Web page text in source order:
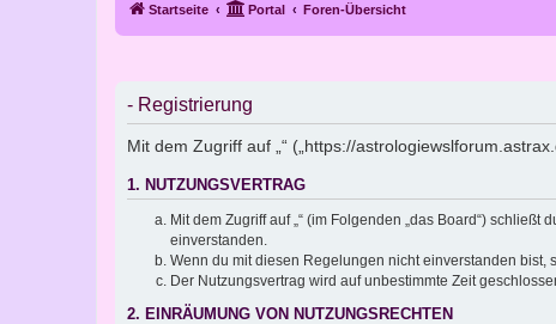
Startseite Portal Foren-Übersicht
- Registrierung
Mit dem Zugriff auf „“ („https://
1. NUTZUNGSVERTRAG
Mit dem Zugriff auf „“ (im Folgenden „das Board“)
einverstanden.
Wenn du mit diesen Regelungen nicht einverstanden
Der Nutzungsvertrag wird auf unbestimmte Zeit
2. EINRÄUMUNG VON NUTZUNGSRECHTEN